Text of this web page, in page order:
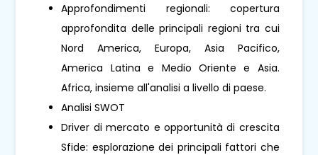
Approfondimenti regionali: copertura
approfondita delle principali regioni tra cui
Nord America, Europa, Asia Pacifico,
America Latina e Medio Oriente e Asia.
Africa, insieme all'analisi a livello di paese.
Analisi SWOT
Driver di mercato e opportunità di crescita
Sfide: esplorazione dei principali fattori che